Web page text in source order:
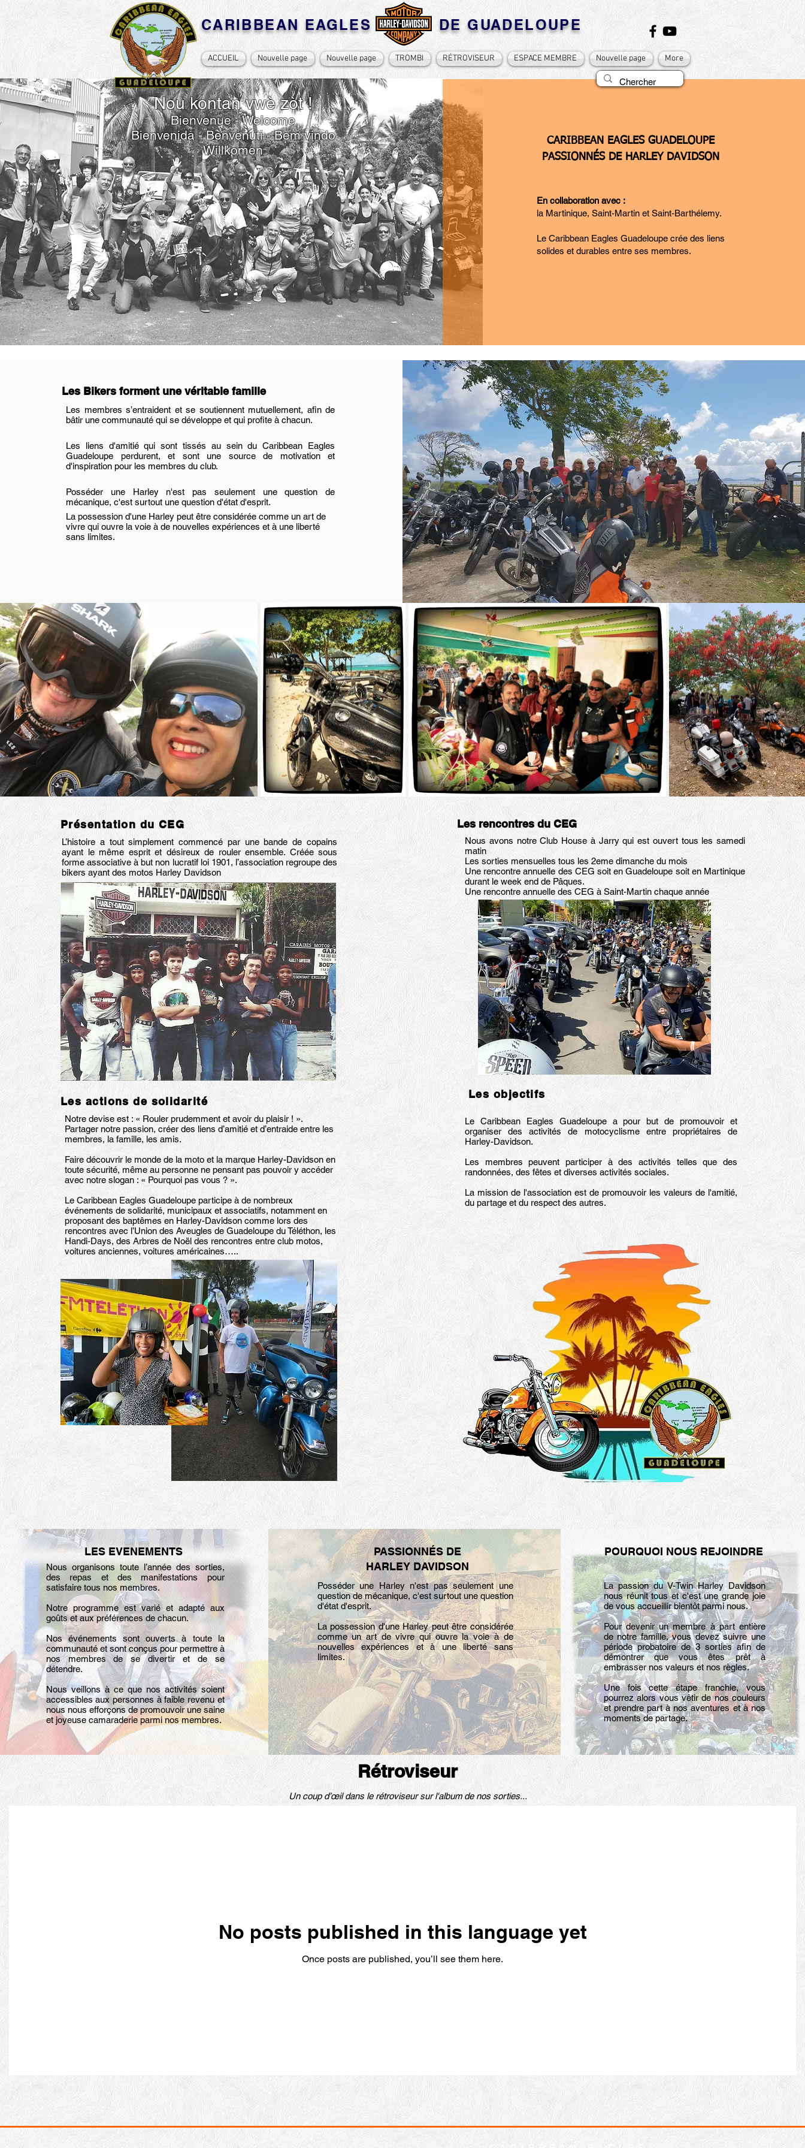
CARIBBEAN EAGLES DE GUADELOUPE
ACCUEIL Nouvelle page Nouvelle page TROMBI RÉTROVISEUR ESPACE MEMBRE Nouvelle page More
Nou kontan vwè zòt !
Bienvenue - Welcome
Bienvenida - Benvenuti - Bem vindo
Willkomen
CARIBBEAN EAGLES GUADELOUPE
PASSIONNÉS DE HARLEY DAVIDSON
En collaboration avec :
la Martinique, Saint-Martin et Saint-Barthélemy.
Le Caribbean Eagles Guadeloupe crée des liens
solides et durables entre ses membres.
Les Bikers forment une véritable famille
Les membres s’entraident et se soutiennent mutuellement, afin de
bâtir une communauté qui se développe et qui profite à chacun.
Les liens d'amitié qui sont tissés au sein du Caribbean Eagles
Guadeloupe perdurent, et sont une source de motivation et
d'inspiration pour les membres du club.
Posséder une Harley n'est pas seulement une question de
mécanique, c'est surtout une question d'état d'esprit.
La possession d'une Harley peut être considérée comme un art de
vivre qui ouvre la voie à de nouvelles expériences et à une liberté
sans limites.
Présentation du CEG
L’histoire a tout simplement commencé par une bande de copains
ayant le même esprit et désireux de rouler ensemble. Créée sous
forme associative à but non lucratif loi 1901, l’association regroupe des
bikers ayant des motos Harley Davidson
Les actions de solidarité
Notre devise est : « Rouler prudemment et avoir du plaisir ! ».
Partager notre passion, créer des liens d’amitié et d’entraide entre les
membres, la famille, les amis.
Faire découvrir le monde de la moto et la marque Harley-Davidson en
toute sécurité, même au personne ne pensant pas pouvoir y accéder
avec notre slogan : « Pourquoi pas vous ? ».
Le Caribbean Eagles Guadeloupe participe à de nombreux
événements de solidarité, municipaux et associatifs, notamment en
proposant des baptêmes en Harley-Davidson comme lors des
rencontres avec l’Union des Aveugles de Guadeloupe du Téléthon, les
Handi-Days, des Arbres de Noël des rencontres entre club motos,
voitures anciennes, voitures américaines…..
Les rencontres du CEG
Nous avons notre Club House à Jarry qui est ouvert tous les samedi
matin
Les sorties mensuelles tous les 2eme dimanche du mois
Une rencontre annuelle des CEG soit en Guadeloupe soit en Martinique
durant le week end de Pâques.
Une rencontre annuelle des CEG à Saint-Martin chaque année
Les objectifs
Le Caribbean Eagles Guadeloupe a pour but de promouvoir et
organiser des activités de motocyclisme entre propriétaires de
Harley-Davidson.
Les membres peuvent participer à des activités telles que des
randonnées, des fêtes et diverses activités sociales.
La mission de l'association est de promouvoir les valeurs de l'amitié,
du partage et du respect des autres.
LES EVENEMENTS
Nous organisons toute l’année des sorties,
des repas et des manifestations pour
satisfaire tous nos membres.
Notre programme est varié et adapté aux
goûts et aux préférences de chacun.
Nos événements sont ouverts à toute la
communauté et sont conçus pour permettre à
nos membres de se divertir et de se
détendre.
Nous veillons à ce que nos activités soient
accessibles aux personnes à faible revenu et
nous nous efforçons de promouvoir une saine
et joyeuse camaraderie parmi nos membres.
PASSIONNÉS DE
HARLEY DAVIDSON
Posséder une Harley n'est pas seulement une
question de mécanique, c'est surtout une question
d'état d'esprit.
La possession d'une Harley peut être considérée
comme un art de vivre qui ouvre la voie à de
nouvelles expériences et à une liberté sans
limites.
POURQUOI NOUS REJOINDRE
La passion du V-Twin Harley Davidson
nous réunit tous et c'est une grande joie
de vous accueillir bientôt parmi nous.
Pour devenir un membre à part entière
de notre famille, vous devez suivre une
période probatoire de 3 sorties afin de
démontrer que vous êtes prêt à
embrasser nos valeurs et nos règles.
Une fois cette étape franchie, vous
pourrez alors vous vêtir de nos couleurs
et prendre part à nos aventures et à nos
moments de partage.
No posts published in this language yet
Once posts are published, you’ll see them here.
Rétroviseur
Un coup d’œil dans le rétroviseur sur l'album de nos sorties...